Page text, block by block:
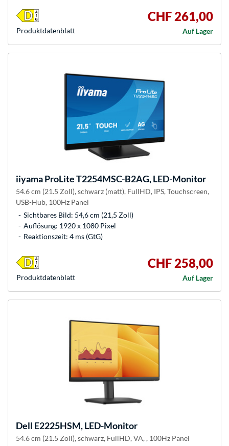
CHF 261,00
Auf Lager
Produkt­datenblatt
iiyamaProLite T2254MSC-B2AG, LED-Monitor
54.6 cm (21.5 Zoll), schwarz (matt), FullHD, IPS, Touchscreen,
USB-Hub, 100Hz Panel
Sichtbares Bild: 54,6 cm (21,5 Zoll)
Auflösung: 1920 x 1080 Pixel
Reaktionszeit: 4 ms (GtG)
CHF 258,00
Auf Lager
Produkt­datenblatt
Dell E2225HSM, LED-Monitor
54.6 cm (21.5 Zoll), schwarz, FullHD, VA, , 100Hz Panel